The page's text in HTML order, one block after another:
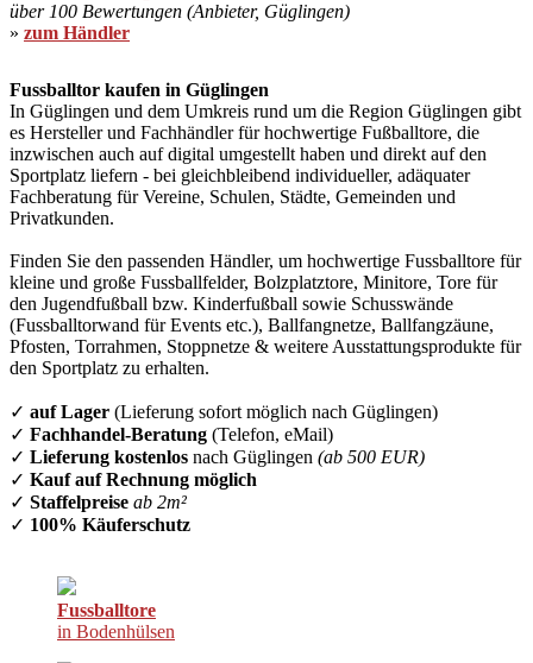
über 100 Bewertungen (Anbieter, Güglingen)
» zum Händler
Fussballtor kaufen in Güglingen
In Güglingen und dem Umkreis rund um die Region Güglingen gibt
es Hersteller und Fachhändler für hochwertige Fußballtore, die
inzwischen auch auf digital umgestellt haben und direkt auf den
Sportplatz liefern - bei gleichbleibend individueller, adäquater
Fachberatung für Vereine, Schulen, Städte, Gemeinden und
Privatkunden.
Finden Sie den passenden Händler, um hochwertige Fussballtore für
kleine und große Fussballfelder, Bolzplatztore, Minitore, Tore für
den Jugendfußball bzw. Kinderfußball sowie Schusswände
(Fussballtorwand für Events etc.), Ballfangnetze, Ballfangzäune,
Pfosten, Torrahmen, Stoppnetze & weitere Ausstattungsprodukte für
den Sportplatz zu erhalten.
✓ auf Lager (Lieferung sofort möglich nach Güglingen)
✓ Fachhandel-Beratung (Telefon, eMail)
✓ Lieferung kostenlos nach Güglingen (ab 500 EUR)
✓ Kauf auf Rechnung möglich
✓ Staffelpreise ab 2m²
✓ 100% Käuferschutz
Fussballtore
in Bodenhülsen